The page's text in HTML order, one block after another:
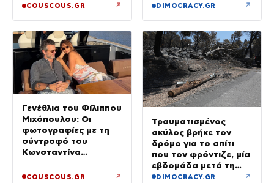
COUSCOUS.GR ↗
και έφυγε μόλις είδε
DIMOCRACY.GR ↗
Γενέθλια του Φίλιππου
Μιχόπουλου: Οι
φωτογραφίες με τη
σύντροφό του
Κωνσταντίνα
δημόσιο «Σ’ αγαπώ»
COUSCOUS.GR ↗
Τραυματισμένος
σκύλος βρήκε τον
δρόμο για το σπίτι
που τον φρόντιζε, μία
εβδομάδα μετά τη
φωτιά στο Πόρτο
DIMOCRACY.GR ↗